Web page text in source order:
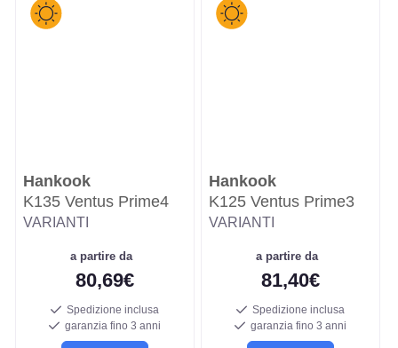
Hankook
K135 Ventus Prime4
VARIANTI
a partire da
80,69€
Spedizione inclusa
garanzia fino 3 anni
Hankook
K125 Ventus Prime3
VARIANTI
a partire da
81,40€
Spedizione inclusa
garanzia fino 3 anni